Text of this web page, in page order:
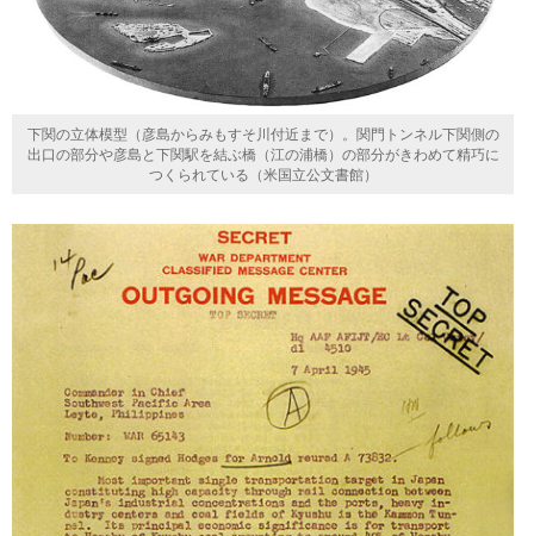
下関の立体模型（彦島からみもすそ川付近まで）。関門トンネル下関側の
出口の部分や彦島と下関駅を結ぶ橋（江の浦橋）の部分がきわめて精巧に
つくられている（米国立公文書館）